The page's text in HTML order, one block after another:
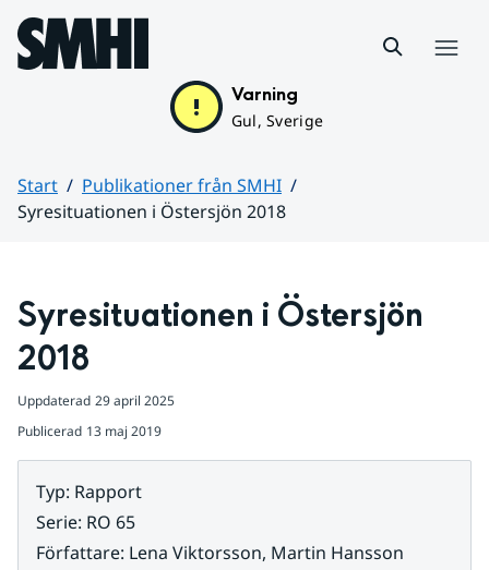
Hoppa till sidans innehåll
Varning
Gul, Sverige
Start
Publikationer från SMHI
Syresituationen i Östersjön 2018
Syresituationen i Östersjön
2018
Uppdaterad 29 april 2025
Publicerad 13 maj 2019
Typ: Rapport
Serie: RO 65
Författare: Lena Viktorsson, Martin Hansson